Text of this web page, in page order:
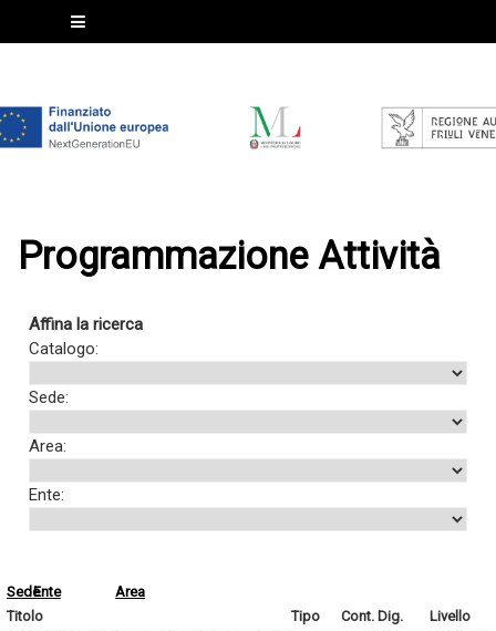
Programmazione Attività
Affina la ricerca
Catalogo:
Sede:
Area:
Ente:
SedeEnte
Area
Titolo
Tipo Cont. Dig.
Livello